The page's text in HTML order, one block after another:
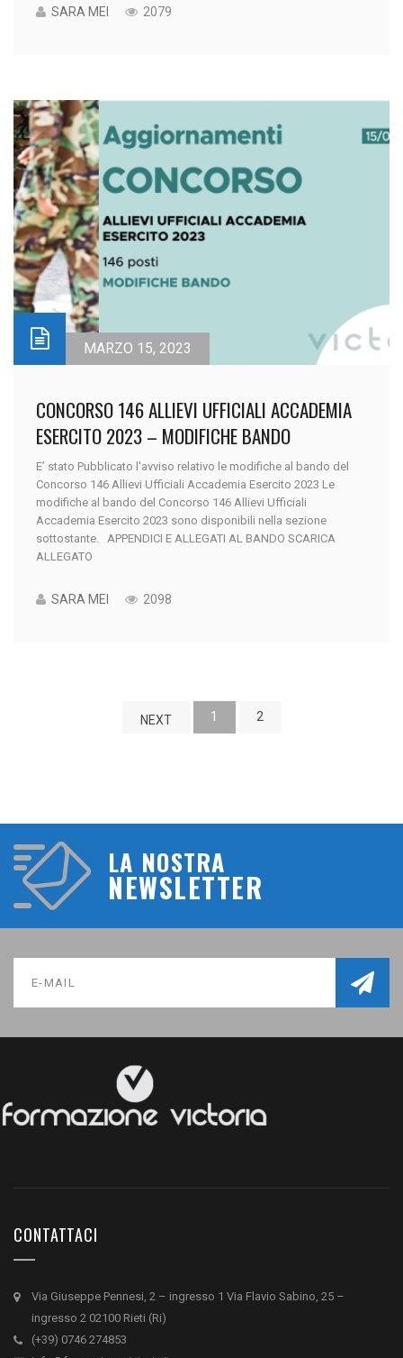
SARA MEI 2079
MARZO 15, 2023
CONCORSO 146 ALLIEVI UFFICIALI ACCADEMIA
ESERCITO 2023 – MODIFICHE BANDO
E’ stato Pubblicato l'avviso relativo le modifiche al bando del
Concorso 146 Allievi Ufficiali Accademia Esercito 2023 Le
modifiche al bando del Concorso 146 Allievi Ufficiali
Accademia Esercito 2023 sono disponibili nella sezione
sottostante. APPENDICI E ALLEGATI AL BANDO SCARICA
ALLEGATO
SARA MEI 2098
NEXT 1 2
LA NOSTRA
NEWSLETTER
CONTATTACI
Via Giuseppe Pennesi, 2 – ingresso 1 Via Flavio Sabino, 25 –
ingresso 2 02100 Rieti (Ri)
(+39) 0746 274853